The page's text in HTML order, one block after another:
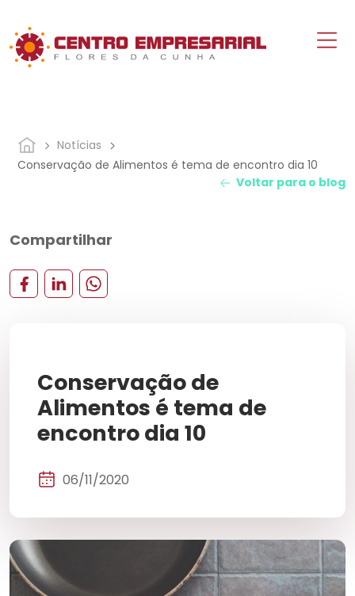
Notícias
Conservação de Alimentos é tema de encontro dia 10
Voltar para o blog
Compartilhar
Conservação de
Alimentos é tema de
encontro dia 10
06/11/2020